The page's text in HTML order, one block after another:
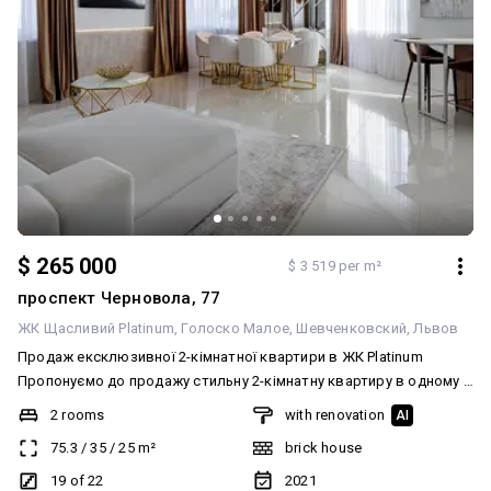
$ 265 000 $ 3 519 per m²
проспект Черновола, 77
ЖК Щасливий Platinum Голоско Малое Шевченковский Львов
Продаж ексклюзивної 2-кімнатної квартири в ЖК Platinum
Пропонуємо до продажу стильну 2-кімнатну квартиру в одному з
найпрестижніших житлових комплексів Львова — ЖК Platinum. 📍
Площа: 75,3 м² 🏙 Поверх: 19 із 22 💰 Вартість: 265 000 $ Ця
квартира створена для тих, хто цінує якість, комфорт та
панорамні краєвиди. Розташування на 19-му поверсі відкриває
2 rooms
75.3 /35/25m²
19 of 22
with renovation AI
brick house
2021